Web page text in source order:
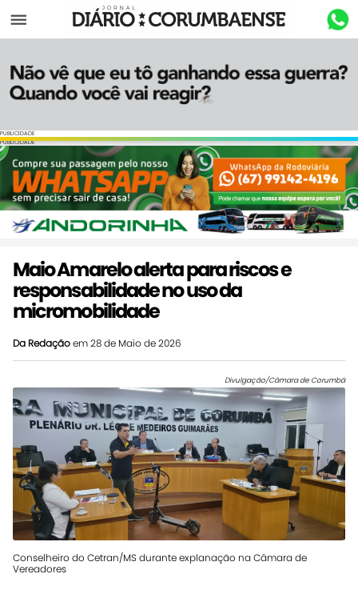
Menu
PUBLICIDADE
PUBLICIDADE
Maio Amarelo alerta para riscos e
responsabilidade no uso da
micromobilidade
Da Redaçãoem 28 de Maio de 2026
Divulgação/Câmara de Corumbá
Conselheiro do Cetran/MS durante explanação na Câmara de
Vereadores